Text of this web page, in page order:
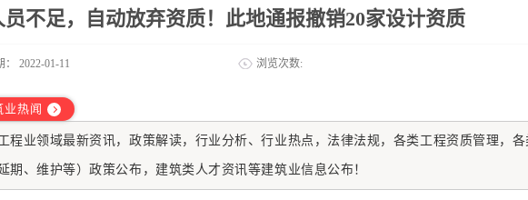
员不足，自动放弃资质！此地通报撤销20家设计资质
2022-01-11 浏览次数:
业热闻
程业领域最新资讯，政策解读，行业分析、行业热点，法律法规，各类工程资质管理，
期、维护等）政策公布，建筑类人才资讯等建筑业信息公布！